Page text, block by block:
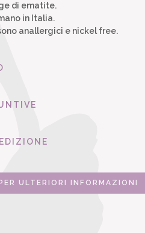
di ematite.
in Italia.
anallergici e nickel free.
ULTERIORI INFORMAZIONI